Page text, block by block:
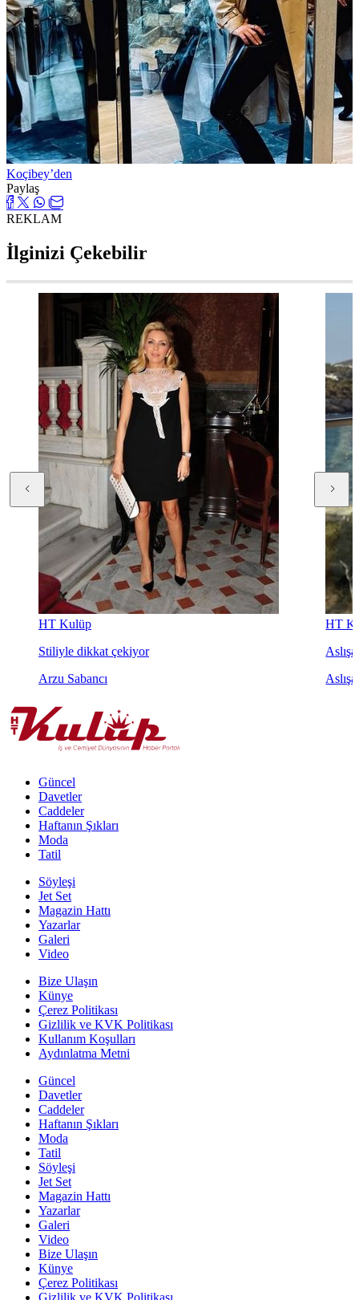
Koçibey’den
Paylaş
REKLAM
İlginizi Çekebilir
HT Kulüp
Stiliyle dikkat çekiyor
Arzu Sabancı
HT
Güncel
Davetler
Caddeler
Haftanın Şıkları
Moda
Tatil
Söyleşi
Jet Set
Magazin Hattı
Yazarlar
Galeri
Video
Bize Ulaşın
Künye
Çerez Politikası
Gizlilik ve KVK Politikası
Kullanım Koşulları
Aydınlatma Metni
Güncel
Davetler
Caddeler
Haftanın Şıkları
Moda
Tatil
Söyleşi
Jet Set
Magazin Hattı
Yazarlar
Galeri
Video
Bize Ulaşın
Künye
Çerez Politikası
Gizlilik ve KVK Politikası